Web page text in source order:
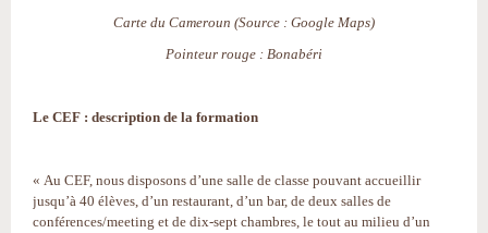
Carte du Cameroun (Source : Google Maps)
Pointeur rouge : Bonabéri
Le CEF : description de la formation
« Au CEF, nous disposons d’une salle de classe pouvant accueillir
jusqu’à 40 élèves, d’un restaurant, d’un bar, de deux salles de
conférences/meeting et de dix-sept chambres, le tout au milieu d’un